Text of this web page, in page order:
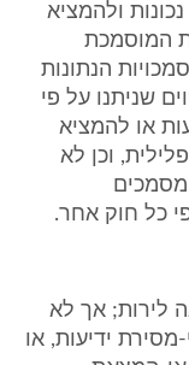
ולהמציא
המוסמכת
הנתונות
שניתנו על פי
או להמציא
וכן לא
מסמכים
כל חוק אחר.
עד מאה לירות; אך לא
ידיעות, או